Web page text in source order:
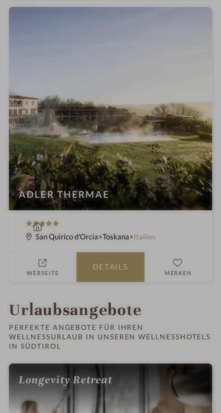
ADLER THERMAE
5
S
r
W
e
n
h
o
t
e
n
San Quirico d'Orcia Toskana Italien
WEBSEITE
DETAILS
MERKEN
Urlaubsangebote
PERFEKTE ANGEBOTE FÜR IHREN
WELLNESSURLAUB IN UNSEREN WELLNESSHOTELS
IN SÜDTIROL
Longevity Retreat